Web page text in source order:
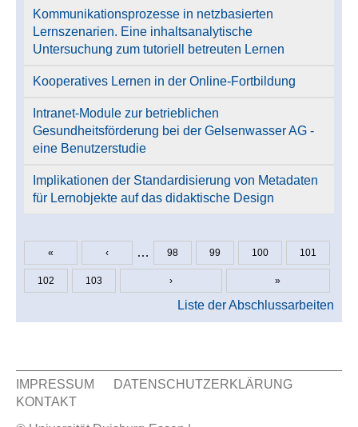
Kommunikationsprozesse in netzbasierten
Lernszenarien. Eine inhaltsanalytische
Untersuchung zum tutoriell betreuten Lernen
Kooperatives Lernen in der Online-Fortbildung
Intranet-Module zur betrieblichen
Gesundheitsförderung bei der Gelsenwasser AG -
eine Benutzerstudie
Implikationen der Standardisierung von Metadaten
für Lernobjekte auf das didaktische Design
Seiten
« ‹ … 98 99 100 101
102 103 › »
Liste der Abschlussarbeiten
Sekundär Menü
IMPRESSUM
DATENSCHUTZERKLÄRUNG
KONTAKT